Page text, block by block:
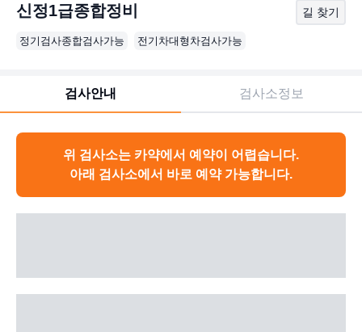
신정1급종합정비 길 찾기
정기검사종합검사가능 전기차대형차검사가능
검사안내 검사소정보
위 검사소는 카약에서 예약이 어렵습니다.
아래 검사소에서 바로 예약 가능합니다.